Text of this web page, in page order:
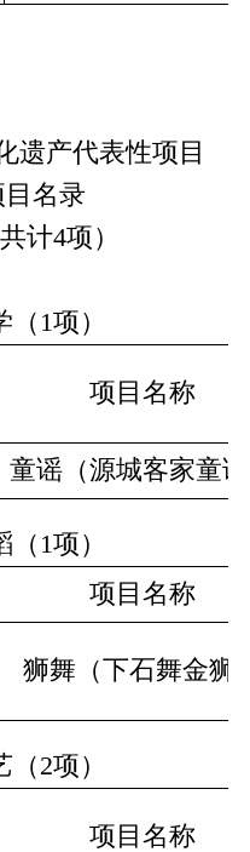
遗产代表性项目
名录
共计4项）
（ 1项）
项目名称
童谣（源城客家童
（ 1项）
项目名称
狮舞（下石舞金狮
（2项）
项目名称